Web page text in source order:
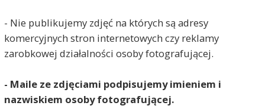
- Nie publikujemy zdjęć na których są adresy
komercyjnych stron internetowych czy reklamy
zarobkowej działalności osoby fotografującej.
- Maile ze zdjęciami podpisujemy imieniem i
nazwiskiem osoby fotografującej.